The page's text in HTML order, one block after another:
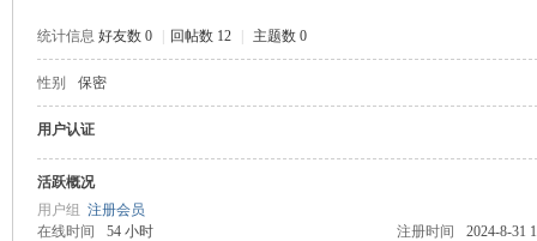
统计信息 好友数 0 回帖数 12 主题数 0
性别 保密
用户认证
活跃概况
用户组 注册会员
在线时间
54 小时 注册时间
2024-8-31